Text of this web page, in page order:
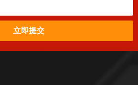
立即提交